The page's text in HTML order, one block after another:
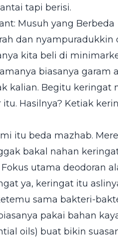
tapi berisi.
Musuh yang Berbeda
dan nyampuradukkin
kita beli di
biasanya garam
kalian. Begitu keringat
Hasilnya? Ketiak
itu beda mazhab.
bakal nahan
utama deodoran
ya, keringat itu
sama bakteri-
pakai bahan
oils) buat bikin